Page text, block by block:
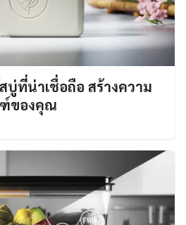
บู่ที่น่าเชื่อถือ สร้างความ
ของคุณ